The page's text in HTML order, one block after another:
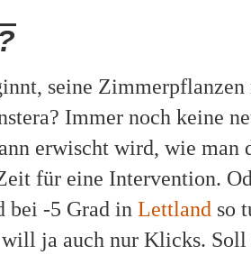
seine Zimmerpflanzen
Immer noch keine
erwischt wird, wie man
für eine Intervention.
bei -5 Grad in Lettland so
ja auch nur Klicks. Soll